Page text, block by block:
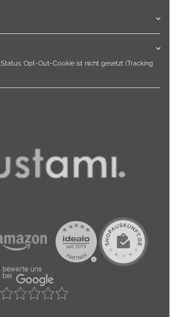
Status: Opt-Out-Cookie ist nicht gesetzt (Tracking